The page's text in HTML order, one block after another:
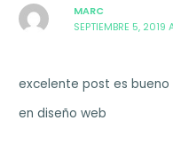
MARC
SEPTIEMBRE 5, 2019
excelente post es
en diseño web